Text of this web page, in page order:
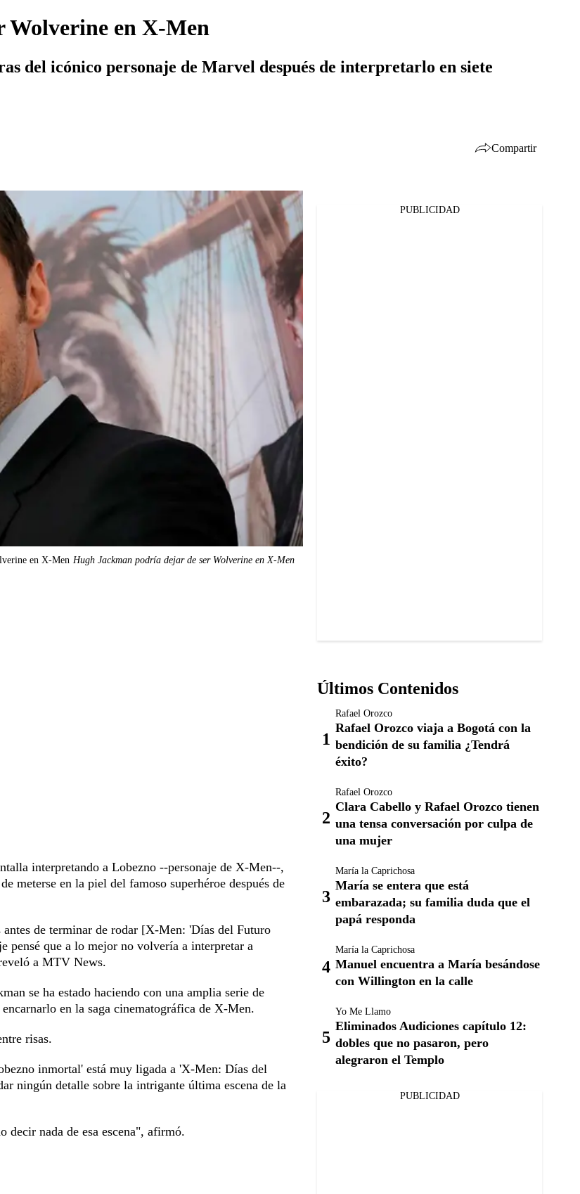
Wolverine en X-Men
del icónico personaje de Marvel después de interpretarlo en siete
Compartir
Twitter
en X-Men Hugh Jackman podría dejar de ser Wolverine en X-Men
interpretando a Lobezno --personaje de X-Men--,
meterse en la piel del famoso superhéroe después de
de terminar de rodar [X-Men: 'Días del Futuro
pensé que a lo mejor no volvería a interpretar a
a MTV News.
se ha estado haciendo con una amplia serie de
en la saga cinematográfica de X-Men.
risas.
inmortal' está muy ligada a 'X-Men: Días del
ningún detalle sobre la intrigante última escena de la
decir nada de esa escena", afirmó.
PUBLICIDAD
Últimos Contenidos
Rafael Orozco
Rafael Orozco viaja a Bogotá con la
bendición de su familia ¿Tendrá
éxito?
Rafael Orozco
Clara Cabello y Rafael Orozco tienen
una tensa conversación por culpa de
una mujer
María la Caprichosa
María se entera que está
embarazada; su familia duda que el
papá responda
María la Caprichosa
Manuel encuentra a María besándose
con Willington en la calle
Yo Me Llamo
Eliminados Audiciones capítulo 12:
dobles que no pasaron, pero
alegraron el Templo
PUBLICIDAD